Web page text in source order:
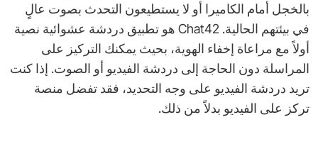
بالخجل أمام الكاميرا أو لا يستطيعون التحدث بصوت عالٍ
في بيئتهم الحالية. Chat42 هو تطبيق دردشة عشوائية نصية
أولاً مع مراعاة إخفاء الهوية، بحيث يمكنك التركيز على
المراسلة دون الحاجة إلى دردشة الفيديو أو الصوت. إذا كنت
تريد دردشة الفيديو على وجه التحديد، فقد تفضل منصة
تركز على الفيديو بدلاً من ذلك.